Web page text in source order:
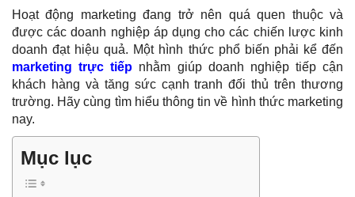
Hoạt động marketing đang trở nên quá quen thuộc và
được các doanh nghiệp áp dụng cho các chiến lược kinh
doanh đạt hiệu quả. Một hình thức phổ biến phải kể đến
marketing trực tiếp nhằm giúp doanh nghiệp tiếp cận
khách hàng và tăng sức cạnh tranh đối thủ trên thương
trường. Hãy cùng tìm hiểu thông tin về hình thức marketing
nay.
Mục lục